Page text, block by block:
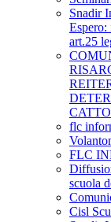
Snadir
art.25
flc
FLC
scuola
Cisl